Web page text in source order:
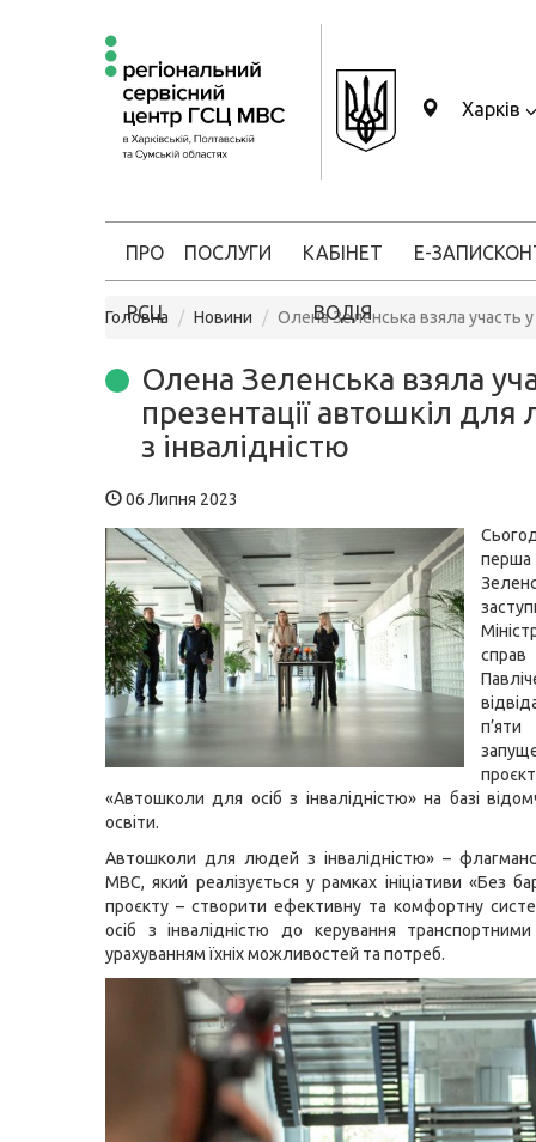
Харків
ПРО
РСЦ
ПОСЛУГИ КАБІНЕТ
ВОДІЯ
Е-ЗАПИС
Головна Новини Олена Зеленська взяла участь
Олена Зеленська взяла
презентації автошкіл
з інвалідністю
06 Липня 2023
«Автошколи для осіб з інвалідністю» на базі
освіти.
Автошколи для людей з інвалідністю» –
МВС, який реалізується у рамках ініціативи «Без
проєкту – створити ефективну та комфортну
осіб з інвалідністю до керування
урахуванням їхніх можливостей та потреб.